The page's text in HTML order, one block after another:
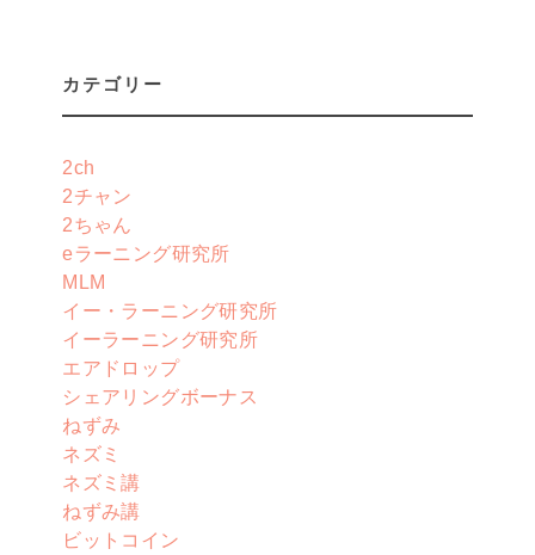
カテゴリー
2ch
2チャン
2ちゃん
eラーニング研究所
MLM
イー・ラーニング研究所
イーラーニング研究所
エアドロップ
シェアリングボーナス
ねずみ
ネズミ
ネズミ講
ねずみ講
ビットコイン